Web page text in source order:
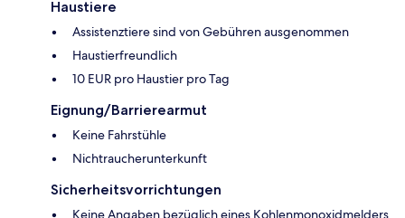
Haustiere
Assistenztiere sind von Gebühren ausgenommen
Haustierfreundlich
10 EUR pro Haustier pro Tag
Eignung/Barrierearmut
Keine Fahrstühle
Nichtraucherunterkunft
Sicherheitsvorrichtungen
Keine Angaben bezüglich eines Kohlenmonoxidmelders